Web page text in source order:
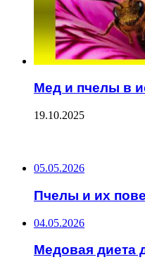
Мед и пчелы в
19.10.2025
05.05.2026
Пчелы и их
04.05.2026
Медовая диета